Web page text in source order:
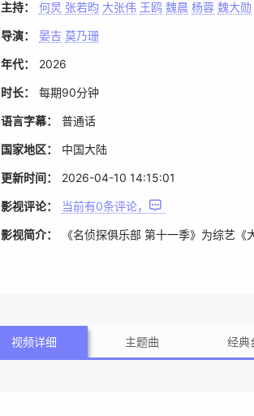
主持： 何炅 张若昀 大张伟 王鸥 魏晨 杨蓉 魏大勋
导演： 晏吉 莫乃珊
年代： 2026
时长： 每期90分钟
语言字幕： 普通话
国家地区： 中国大陆
更新时间： 2026-04-10 14:15:01
影视评论： 当前有0条评论，
影视简介： 《名侦探俱乐部 第十一季》为综艺
视频详细 主题曲 经典